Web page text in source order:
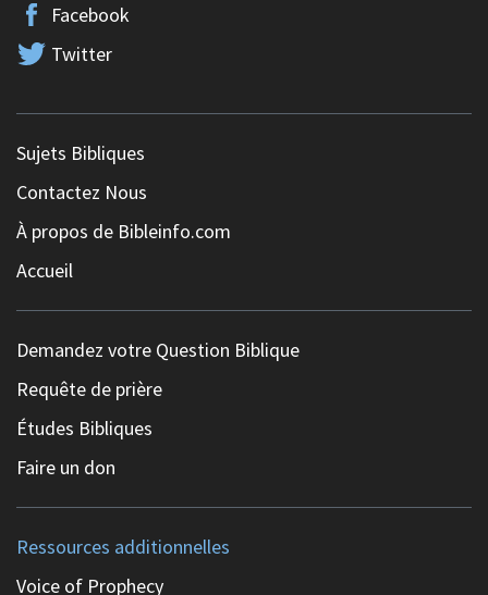
Facebook
Twitter
Sujets Bibliques
Contactez Nous
À propos de Bibleinfo.com
Accueil
Demandez votre Question Biblique
Requête de prière
Études Bibliques
Faire un don
Ressources additionnelles
Voice of Prophecy